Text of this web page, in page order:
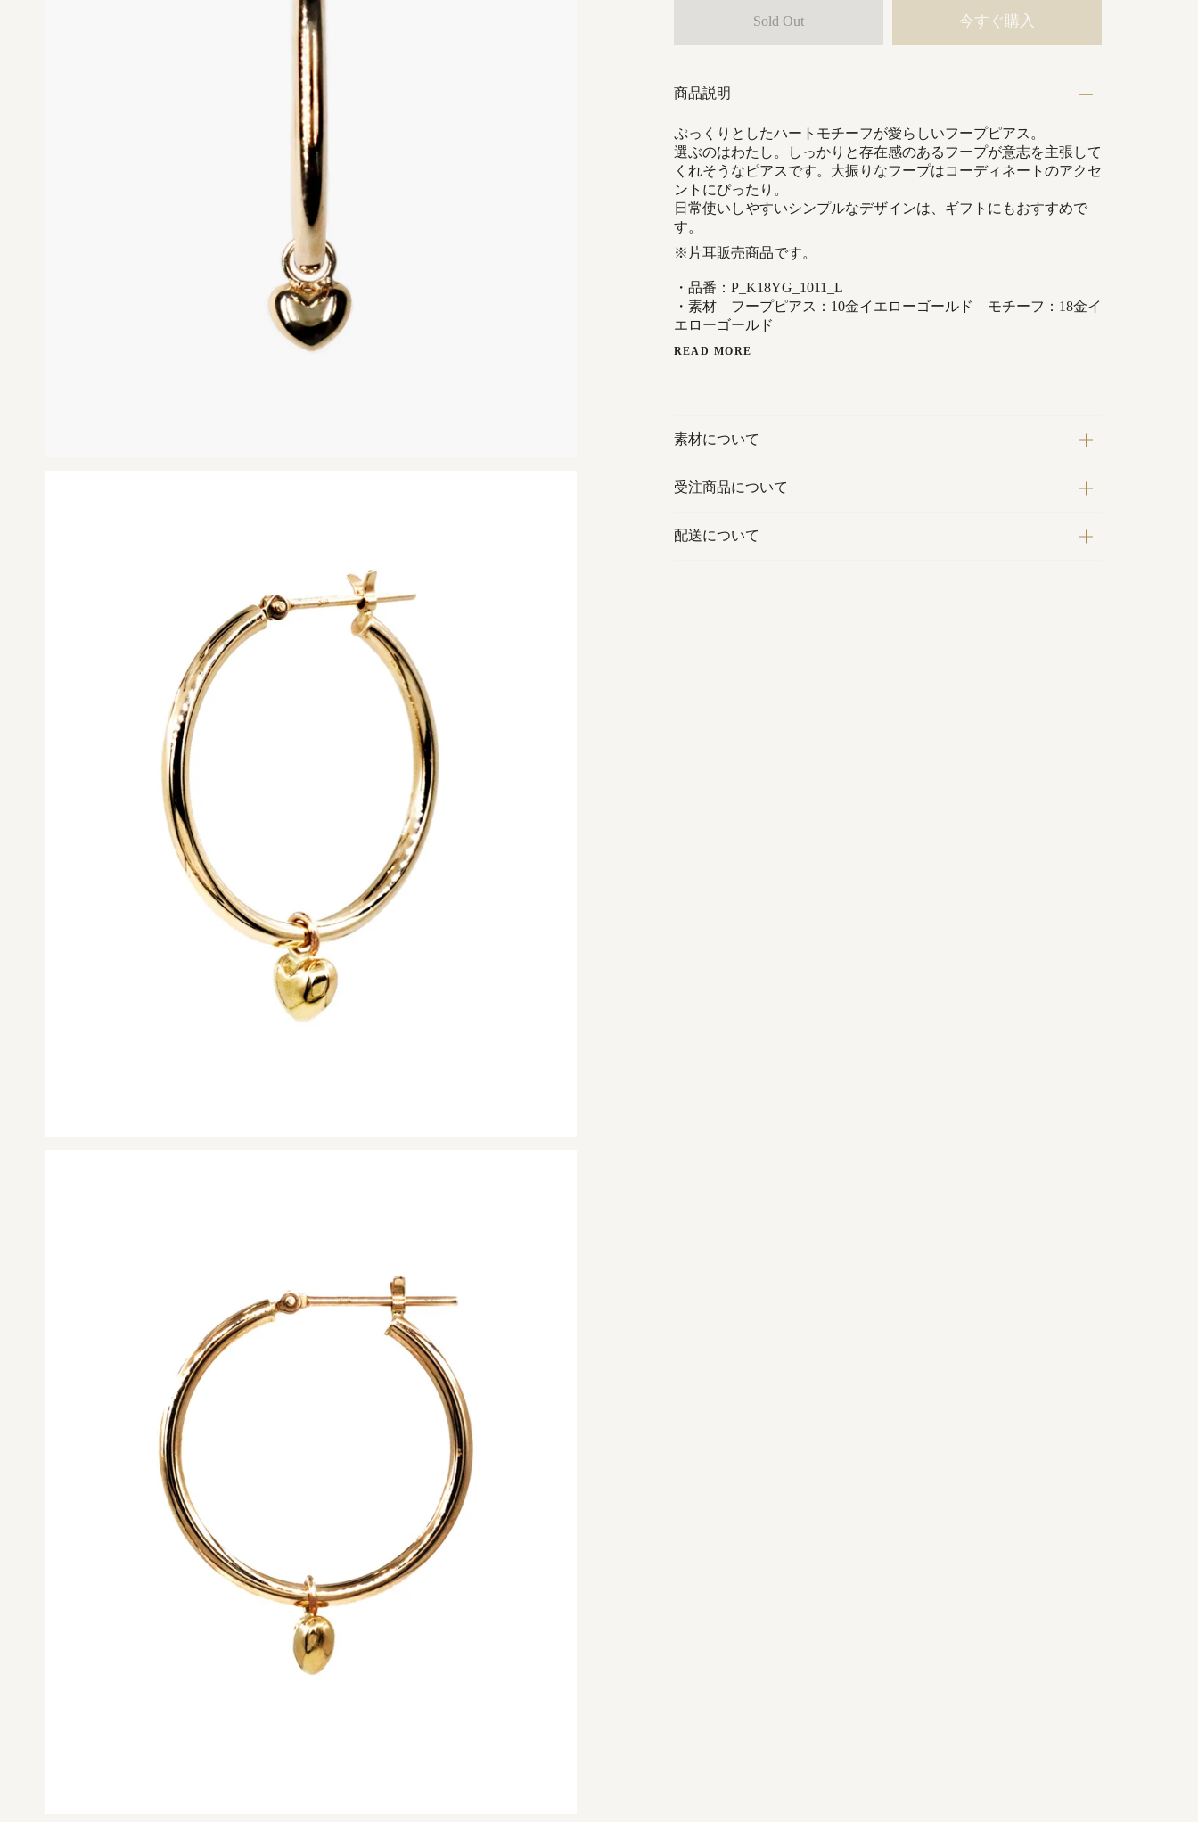
Sold Out 今すぐ購入
商品説明
ぷっくりとしたハートモチーフが愛らしいフープピアス。
選ぶのはわたし。しっかりと存在感のあるフープが意志を主張して
くれそうなピアスです。大振りなフープはコーディネートのアクセ
ントにぴったり。
日常使いしやすいシンプルなデザインは、ギフトにもおすすめで
す。
※ 片耳販売商品です。
・品番：P_K18YG_1011_L
・素材 フープピアス：10金イエローゴールド モチーフ：18金イ
エローゴールド
READ MORE
素材について
受注商品について
配送について